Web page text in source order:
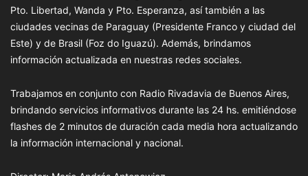
Pto. Libertad, Wanda y Pto. Esperanza, así también a las
ciudades vecinas de Paraguay (Presidente Franco y ciudad del
Este) y de Brasil (Foz do Iguazú). Además, brindamos
información actualizada en nuestras redes sociales.
Trabajamos en conjunto con Radio Rivadavia de Buenos Aires,
brindando servicios informativos durante las 24 hs. emitiéndose
flashes de 2 minutos de duración cada media hora actualizando
la información internacional y nacional.